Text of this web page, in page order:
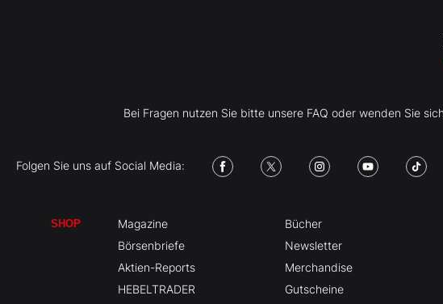
Bei Fragen nutzen Sie bitte unsere FAQ oder wenden Sie
Folgen Sie uns auf Social Media:
SHOP
Magazine
Börsenbriefe
Aktien-Reports
HEBELTRADER
Bücher
Newsletter
Merchandise
Gutscheine